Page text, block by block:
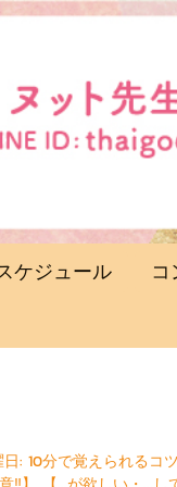
ケジュール
コ
: 10分で覚えられるコ